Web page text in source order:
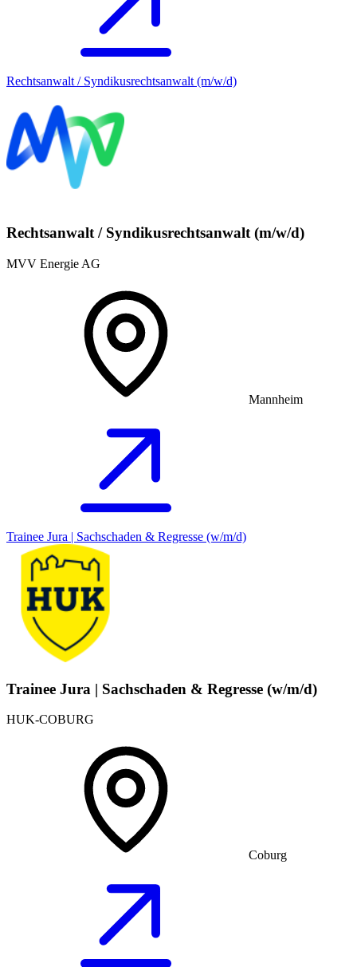
Rechtsanwalt / Syndikusrechtsanwalt (m/w/d)
Rechtsanwalt / Syndikusrechtsanwalt (m/w/d)
MVV Energie AG
Mannheim
Trainee Jura | Sachschaden & Regresse (w/m/d)
Trainee Jura | Sachschaden & Regresse (w/m/d)
HUK-COBURG
Coburg